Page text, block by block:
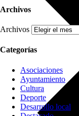
Archivos
Archivos
Categorías
Asociaciones
Ayuntamiento
Cultura
Deporte
Desarrollo local